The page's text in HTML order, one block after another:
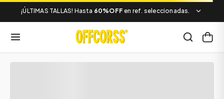
¡ÚLTIMAS TALLAS! Hasta 60%OFF en ref. seleccionadas.